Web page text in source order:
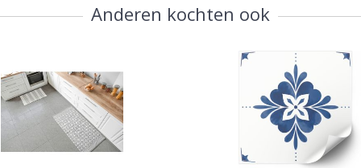
Anderen kochten ook